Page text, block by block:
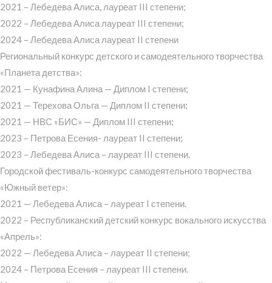
2021 – Лебедева Алиса, лауреат III степени;
2022 – Лебедева Алиса лауреат III степени;
2024 – Лебедева Алиса лауреат II степени
Региональный конкурс детского и самодеятельного творчества
«Планета детства»:
2021 — Кунафина Алина — Диплом I степени;
2021 — Терехова Ольга — Диплом II степени;
2021 — НВС «БИС» — Диплом III степени;
2023 – Петрова Есения- лауреат II степени;
2023 – Лебедева Алиса – лауреат III степени.
Городской фестиваль-конкурс самодеятельного творчества
«Южный ветер»:
2021 — Лебедева Алиса – лауреат I степени.
2022 – Республиканский детский конкурс вокального искусства
«Апрель»:
2022 — Лебедева Алиса – лауреат II степени;
2024 – Петрова Есения – лауреат III степени.